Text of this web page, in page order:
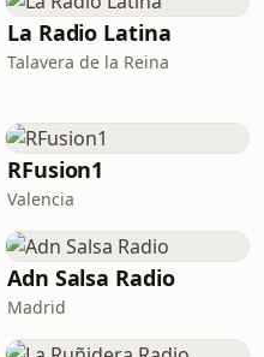
La Radio Latina
Talavera de la Reina
RFusion1
Valencia
Adn Salsa Radio
Madrid